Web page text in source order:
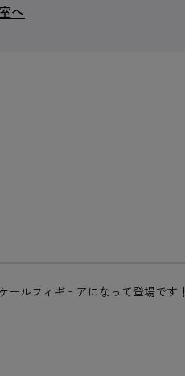
へ
ールフィギュアになって登場です！